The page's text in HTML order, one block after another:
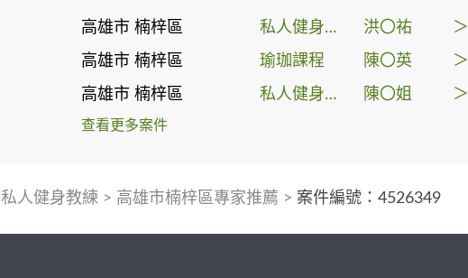
高雄市 楠梓區 私人健身教練 洪〇祐 ＞
高雄市 楠梓區 瑜珈課程 陳〇英 ＞
高雄市 楠梓區 私人健身教練 陳〇姐 ＞
查看更多案件
私人健身教練 > 高雄市楠梓區專家推薦 > 案件編號：4526349